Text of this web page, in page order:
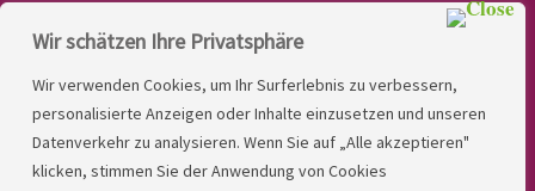
Wir schätzen Ihre Privatsphäre
Wir verwenden Cookies, um Ihr Surferlebnis zu verbessern,
personalisierte Anzeigen oder Inhalte einzusetzen und unseren
Datenverkehr zu analysieren. Wenn Sie auf „Alle akzeptieren"
klicken, stimmen Sie der Anwendung von Cookies
LINDNER. 2026 | Powered by
Kontakt